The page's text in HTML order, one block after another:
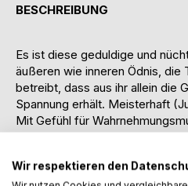
BESCHREIBUNG
Es ist diese geduldige und
äußeren wie inneren Ödnis, die
betreibt, dass aus ihr allein die
Spannung erhält. Meisterhaft
Mit Gefühl für
Szenario geschaffen, das
gegensätzlichen
Handlung, bezieht. (Münchner
Wir respektieren den